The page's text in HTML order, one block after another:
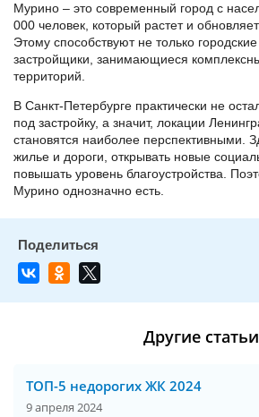
Мурино – это современный город с
000 человек, который растет и
Этому способствуют не только
застройщики, занимающиеся
территорий.
В Санкт-Петербурге практически не
под застройку, а значит, локации
становятся наиболее перспективными.
жилье и дороги, открывать новые
повышать уровень благоустройства.
Мурино однозначно есть.
Другие статьи
ТОП-5 недорогих ЖК 2024
9 апреля 2024